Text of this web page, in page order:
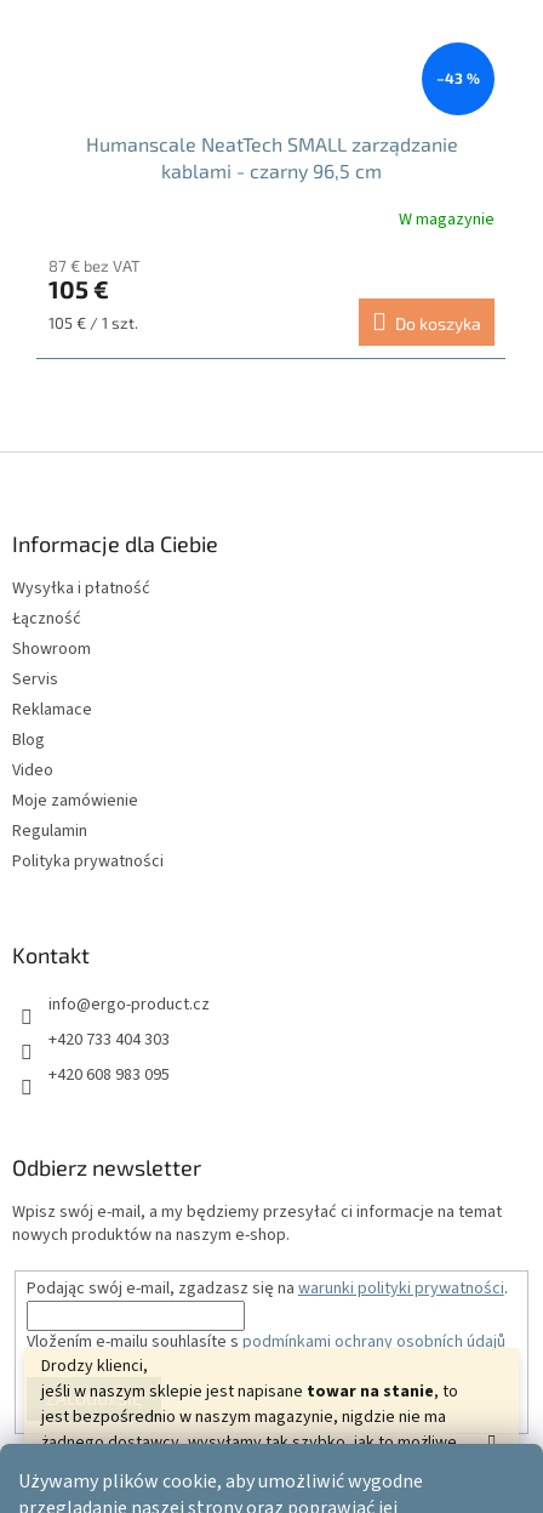
Używamy plików cookie, aby umożliwić wygodne
Drodzy klienci,
jeśli w naszym sklepie jest napisane towar na stanie, to
jest bezpośrednio w naszym magazynie, nigdzie nie ma
żadnego dostawcy, wysyłamy tak szybko, jak to możliwe.
Dziękujemy za zrozumienie i życzymy pięknych
relaksujących dni.
–43 %
Humanscale NeatTech SMALL zarządzanie
kablami - czarny 96,5 cm
W magazynie
87 € bez VAT
105 €
Cena
105 € / 1 szt. Do koszyka
Informacje dla Ciebie
Wysyłka i płatność
Łączność
Showroom
Servis
Reklamace
Blog
Video
Moje zamówienie
Regulamin
Polityka prywatności
Kontakt
info@ergo-product.cz
+420 733 404 303
+420 608 983 095
Odbierz newsletter
Wpisz swój e-mail, a my będziemy przesyłać ci informacje na temat
nowych produktów na naszym e-shop.
Podając swój e-mail, zgadzasz się na warunki polityki prywatności.
Vložením e-mailu souhlasíte s podmínkami ochrany osobních údajů
ZALOGUJ SIĘ
Opracował Shoptet